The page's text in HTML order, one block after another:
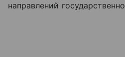
направлений